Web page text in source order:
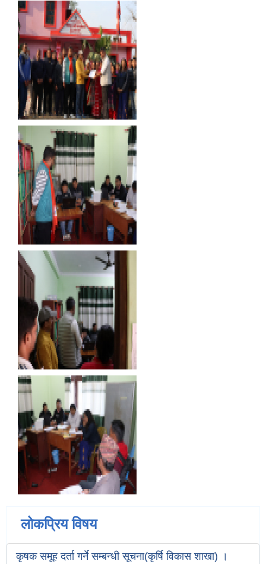
लोकप्रिय विषय
कृषक समूह दर्ता गर्ने सम्बन्धी सूचना(कृर्षि विकास शाखा) ।